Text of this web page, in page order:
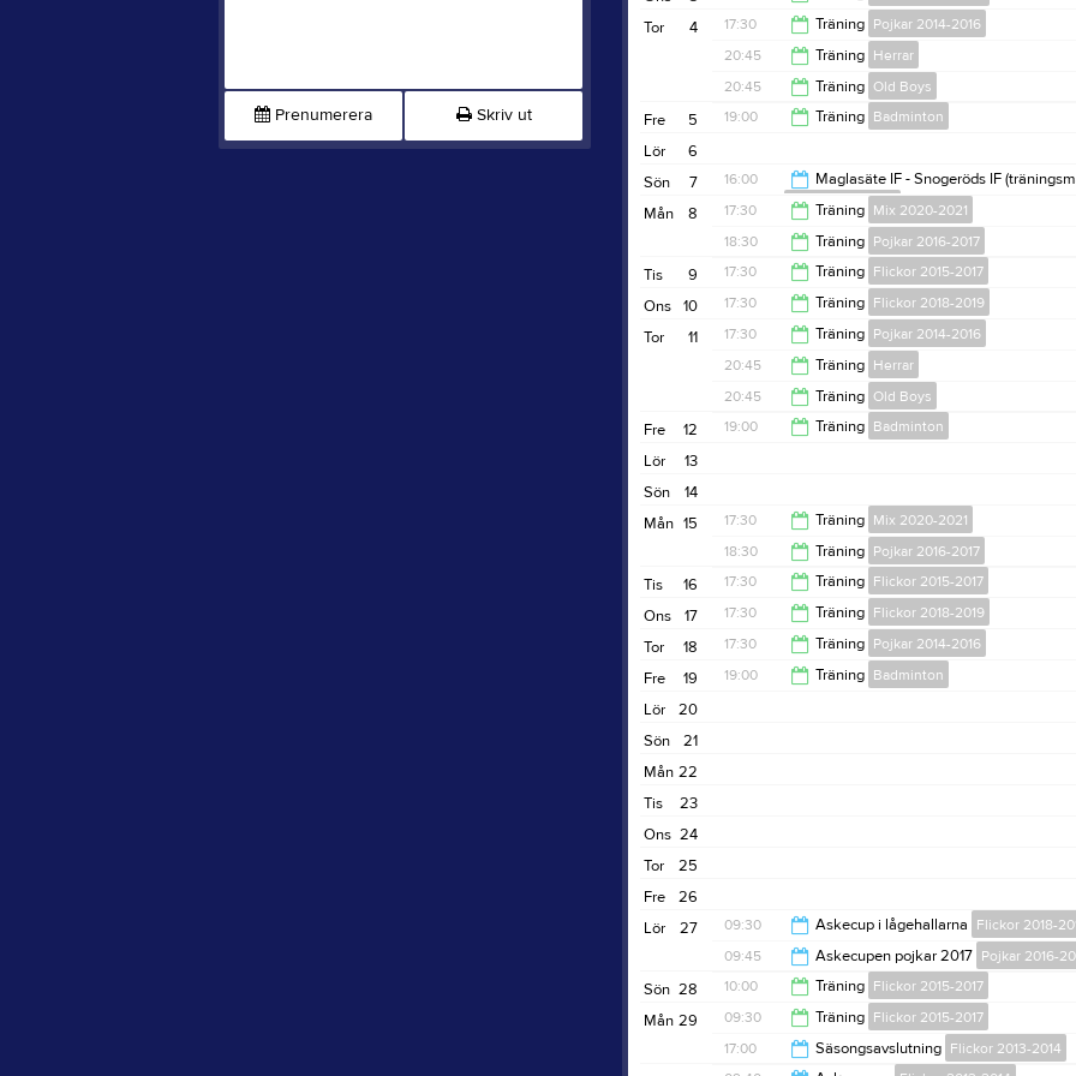
Prenumerera Skriv ut
18:30
18:30
4
Tor 17:30 Träning Pojkar 2014-2016
18:30
20:45 Träning Herrar
22:00
20:45 Träning Old Boys
5
Fre 19:00 Träning Badminton
20:00
6
Lör
7
Sön 16:00
Maglasäte IF - Snogeröds IF
Pojkar 2016-2017
17:30
8
Mån 17:30 Träning Mix 2020-2021
18:30
18:30 Träning Pojkar 2016-2017
19:30
9
Tis 17:30 Träning Flickor 2015-2017
18:30
10
Ons 17:30 Träning Flickor 2018-2019
18:30
11
Tor 17:30 Träning Pojkar 2014-2016
18:30
20:45 Träning Herrar
22:00
20:45 Träning Old Boys
12
Fre 19:00 Träning Badminton
13
Lör
14
Sön
15
Mån 17:30 Träning Mix 2020-2021
18:30
18:30 Träning Pojkar 2016-2017
19:30
16
Tis 17:30 Träning Flickor 2015-2017
18:30
17
Ons 17:30 Träning Flickor 2018-2019
18:30
18
Tor 17:30 Träning Pojkar 2014-2016
19
Fre 19:00 Träning Badminton
20
Lör
21
Sön
22
Mån
23
Tis
24
Ons
25
Tor
26
Fre
27
Lör 09:30 Askecup i lågehallarna Flickor 2018-
12:30
09:45 Askecupen pojkar 2017 Pojkar 2016-
14:00
28
Sön 10:00 Träning Flickor 2015-2017
15:00
29
Mån 09:30 Träning Flickor 2015-2017
17:00 Säsongsavslutning Flickor 2013-2014